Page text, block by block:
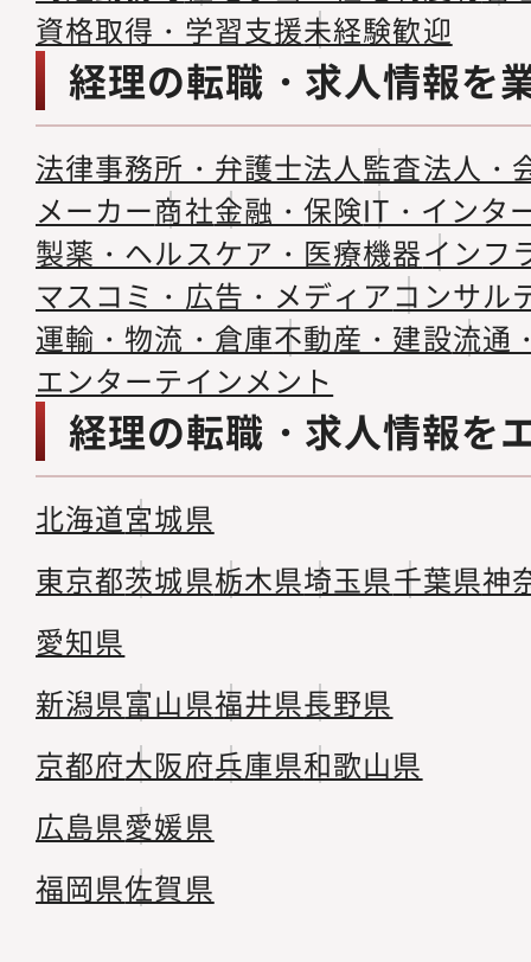
資格取得・学習支援未経験歓迎
経理の転職・求人情報を
法律事務所・弁護士法人監査法人・
メーカー商社金融・保険IT・インタ
製薬・ヘルスケア・医療機器インフ
マスコミ・広告・メディアコンサル
運輸・物流・倉庫不動産・建設流通
エンターテインメント
経理の転職・求人情報を
北海道宮城県
東京都茨城県栃木県埼玉県千葉県神
愛知県
新潟県富山県福井県長野県
京都府大阪府兵庫県和歌山県
広島県愛媛県
福岡県佐賀県